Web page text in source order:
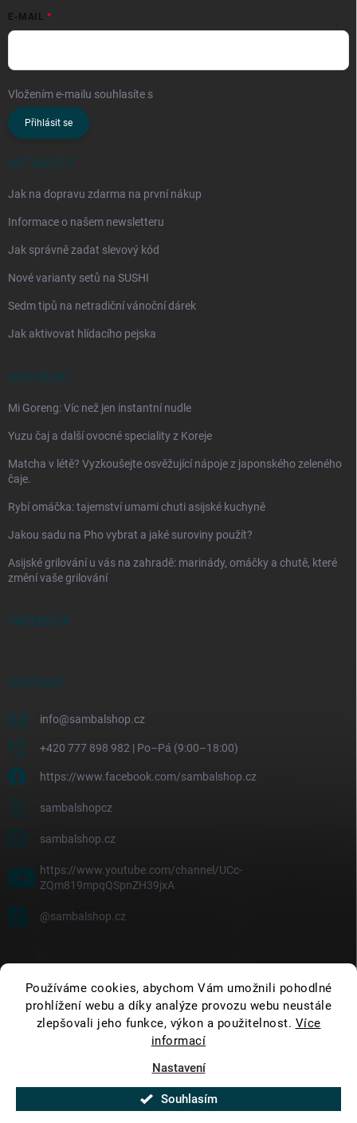
Používáme cookies, abychom Vám umožnili pohodlné
prohlížení webu a díky analýze provozu webu neustále
zlepšovali jeho funkce, výkon a použitelnost. Více
informací
Nastavení
Souhlasím
E-MAIL
Vložením e-mailu souhlasíte s
Přihlásit se
AKTUALITY
Jak na dopravu zdarma na první nákup
Informace o našem newsletteru
Jak správně zadat slevový kód
Nové varianty setů na SUSHI
Sedm tipů na netradiční vánoční dárek
Jak aktivovat hlídacího pejska
ASIA BLOG
Mi Goreng: Víc než jen instantní nudle
Yuzu čaj a další ovocné speciality z Koreje
Matcha v létě? Vyzkoušejte osvěžující nápoje z japonského zeleného
čaje.
Rybí omáčka: tajemství umami chuti asijské kuchyně
Jakou sadu na Pho vybrat a jaké suroviny použít?
Asijské grilování u vás na zahradě: marinády, omáčky a chutě, které
změní vaše grilování
FACEBOOK
KONTAKT
info@sambalshop.cz
+420 777 898 982 | Po–Pá (9:00–18:00)
https://www.facebook.com/sambalshop.cz
sambalshopcz
sambalshop.cz
https://www.youtube.com/channel/UCc-
ZQm819mpqQSpnZH39jxA
@sambalshop.cz
Vytvořil Shoptet
. Všechna práva vyhrazena.
cookies